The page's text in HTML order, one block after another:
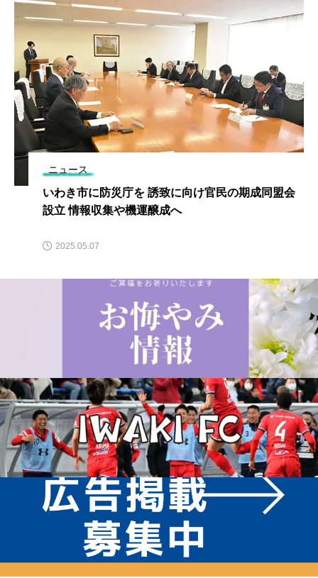
ニュース
いわき市に防災庁を 誘致に向け官民の期成同盟会
設立 情報収集や機運醸成へ
2025.05.07